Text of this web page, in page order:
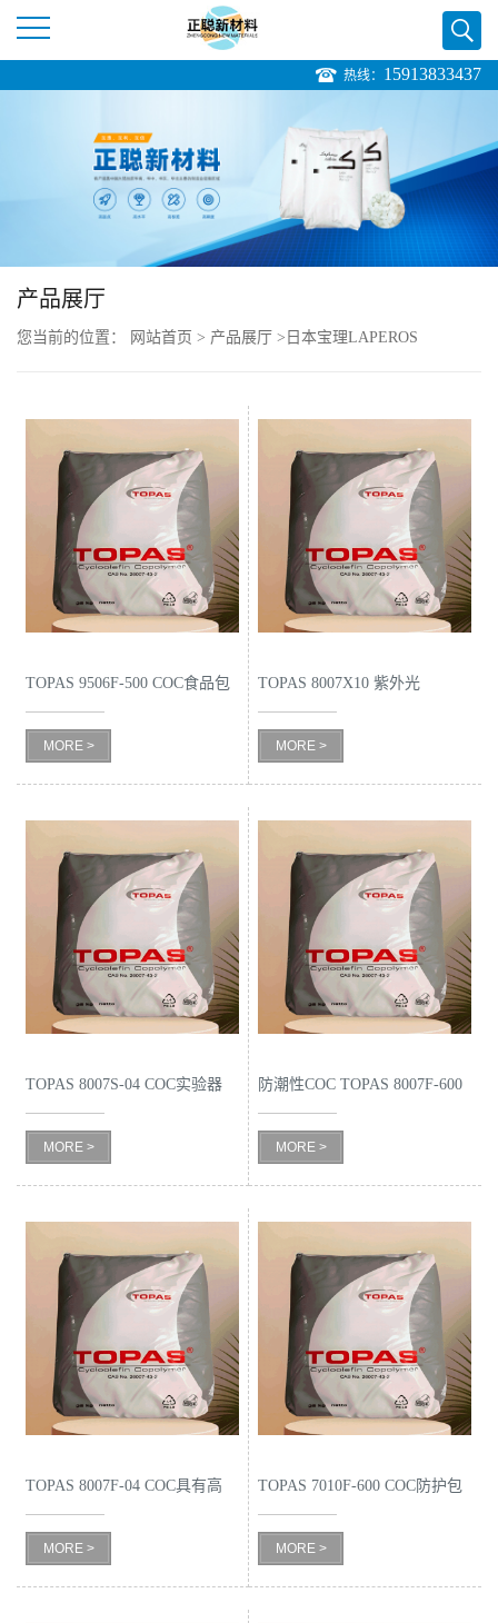
公
介
司
产
书
荣
誉
在
线
留
言
热线： 15913833437
产品展厅
您当前的位置： 网站首页 > 产品展厅 > 日本宝理LAPEROS
TOPAS 9506F-500 COC食品包
装领域
MORE >
TOPAS 8007X10 紫外光
MORE >
TOPAS 8007S-04 COC实验器
具
MORE >
防潮性COC TOPAS 8007F-600
MORE >
TOPAS 8007F-04 COC具有高
刚性
MORE >
TOPAS 7010F-600 COC防护包
装
MORE >